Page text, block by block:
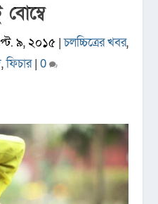
৯, ২০১৫|চলচ্চিত্রের খবর,
,ফিচার| 0